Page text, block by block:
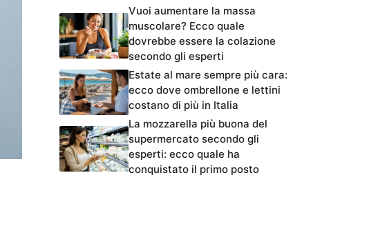
Vuoi aumentare la massa
muscolare? Ecco quale
dovrebbe essere la colazione
secondo gli esperti
Estate al mare sempre più cara:
ecco dove ombrellone e lettini
costano di più in Italia
La mozzarella più buona del
supermercato secondo gli
esperti: ecco quale ha
conquistato il primo posto